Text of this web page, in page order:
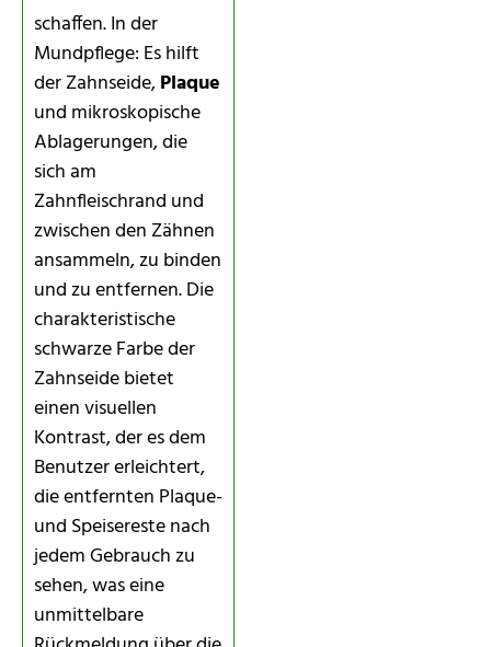
schaffen. In der
Mundpflege: Es hilft
der Zahnseide,Plaque
und mikroskopische
Ablagerungen, die
sich am
Zahnfleischrand und
zwischen den Zähnen
ansammeln, zu binden
und zu entfernen. Die
charakteristische
schwarze Farbe der
Zahnseide bietet
einen visuellen
Kontrast, der es dem
Benutzer erleichtert,
die entfernten Plaque-
und Speisereste nach
jedem Gebrauch zu
sehen, was eine
unmittelbare